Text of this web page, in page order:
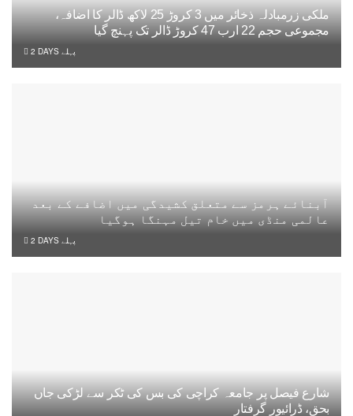
ملکی زرمبادلہ ذخائر میں 3 کروڑ 25 لاکھ ڈالر کا اضافہ،
مجموعی حجم 22 ارب 47 کروڑ ڈالر تک پہنچ گیا
2 DAYS پہلے
آبنائے ہرمز سے متعلق کشیدگی میں اضافے کے بعد
عالمی منڈی میں خام تیل مہنگا ہوگیا
2 DAYS پہلے
شارع فیصل پر جامعہ کراچی کی بس کی ٹکر سے لڑکی جاں
بحق، ڈرائیور گرفتار